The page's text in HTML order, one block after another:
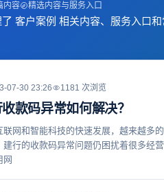
内容 精选内容与服务入口
客户案例 相关内容、服务入口
07-30 23:26 1181 次浏览
款码异常如何解决？
联网和智能科技的快速发展，越来越多
建行的收款码异常问题仍困扰着很多经
网